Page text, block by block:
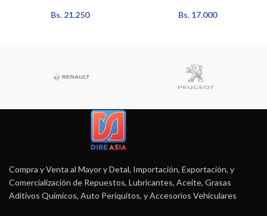
Bs.21.250 Bs.17.000
Compra y Venta al Mayor y Detal, Importación, Exportación, y
Comercialización de Repuestos, Lubricantes, Aceite, Grasas
Aditivos Químicos, Auto Periquitos, y Accesorios Vehiculares